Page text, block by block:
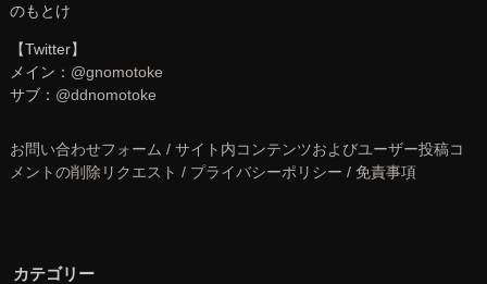
のもとけ
【Twitter】
メイン： @gnomotoke
サブ： @ddnomotoke
お問い合わせフォーム / サイト内コンテンツおよびユーザー投稿コ
メントの削除リクエスト / プライバシーポリシー / 免責事項
カテゴリー